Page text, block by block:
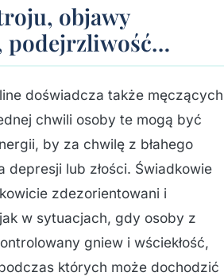
objawy
podejrzliwość…
doświadcza także męczących
chwili osoby te mogą być
by za chwilę z błahego
depresji lub złości. Świadkowie
zdezorientowani i
w sytuacjach, gdy osoby z
gniew i wściekłość,
których może dochodzić